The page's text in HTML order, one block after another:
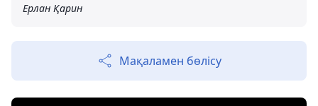
Ерлан Қарин
Мақаламен бөлісу